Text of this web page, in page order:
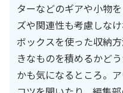
ターなどのギアや小物
ズや関連性も考慮しな
ボックスを使った収納
きなものを積めるかど
かも気になるところ。